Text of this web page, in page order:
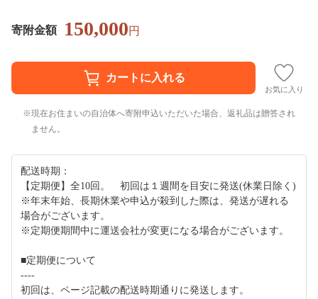
寄附金額 150,000円
お気に入り
現在お住まいの自治体へ寄附申込いただいた場合、返礼品は贈答され
ません。
配送時期：
【定期便】全10回。 初回は１週間を目安に発送(休業日除く)
※年末年始、長期休業や申込が殺到した際は、発送が遅れる
場合がございます。
※定期便期間中に運送会社が変更になる場合がございます。
■定期便について
----
初回は、ページ記載の配送時期通りに発送します。